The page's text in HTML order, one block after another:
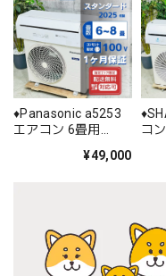
♦️Panasonic a5253
エアコン 6畳用
¥49,000
コ